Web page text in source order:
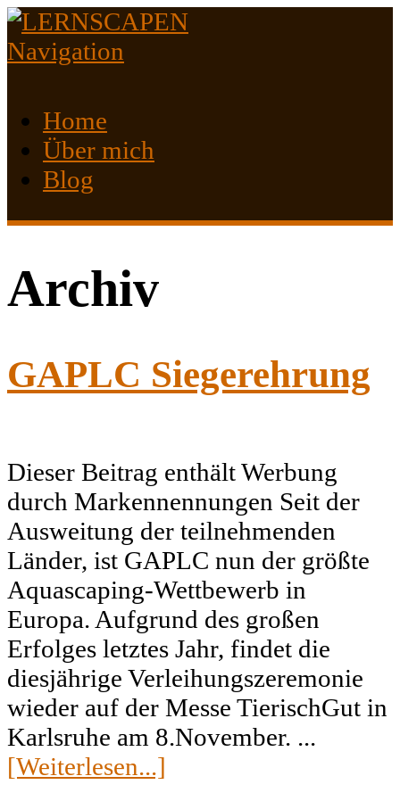
Navigation
Home
Über mich
Blog
Archiv
GAPLC Siegerehrung
Dieser Beitrag enthält Werbung
durch Markennennungen Seit der
Ausweitung der teilnehmenden
Länder, ist GAPLC nun der größte
Aquascaping-Wettbewerb in
Europa. Aufgrund des großen
Erfolges letztes Jahr, findet die
diesjährige Verleihungszeremonie
wieder auf der Messe TierischGut in
Karlsruhe am 8.November. ...
[Weiterlesen...]